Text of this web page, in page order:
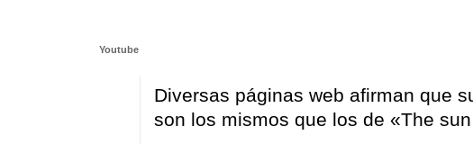
Youtube
Diversas páginas web afirman que
son los mismos que los de «The